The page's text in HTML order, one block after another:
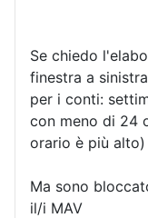
Se chiedo
finestra a
per i conti:
con meno di 24
orario è più alto)
Ma sono
il/i MAV